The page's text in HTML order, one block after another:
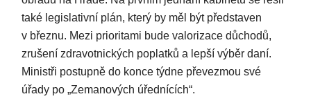
také legislativní plán, který by měl být představen
v březnu. Mezi prioritami bude valorizace důchodů,
zrušení zdravotnických poplatků a lepší výběr daní.
Ministři postupně do konce týdne převezmou své
úřady po „Zemanových úřednících“.